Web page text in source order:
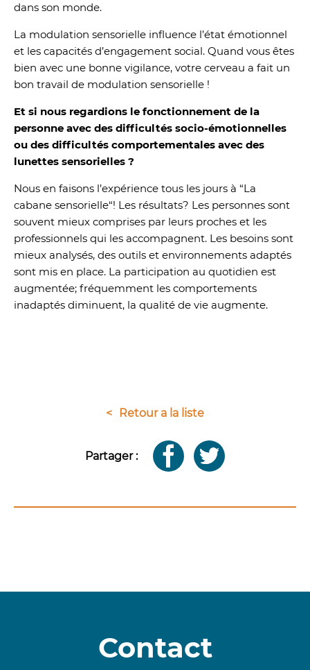
dans son monde.
La modulation sensorielle influence l’état émotionnel
et les capacités d’engagement social. Quand vous êtes
bien avec une bonne vigilance, votre cerveau a fait un
bon travail de modulation sensorielle !
Et si nous regardions le fonctionnement de la
personne avec des difficultés socio-émotionnelles
ou des difficultés comportementales avec des
lunettes sensorielles ?
Nous en faisons l’expérience tous les jours à “La
cabane sensorielle“! Les résultats? Les personnes sont
souvent mieux comprises par leurs proches et les
professionnels qui les accompagnent. Les besoins sont
mieux analysés, des outils et environnements adaptés
sont mis en place. La participation au quotidien est
augmentée; fréquemment les comportements
inadaptés diminuent, la qualité de vie augmente.
< Retour a la liste
Partager :
Contact